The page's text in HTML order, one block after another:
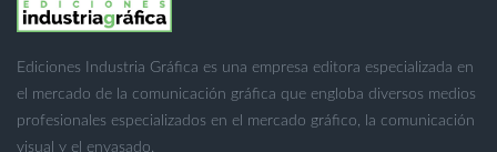
Ediciones Industria Gráfica es una empresa editora especializada en
el mercado de la comunicación gráfica que engloba diversos medios
profesionales especializados en el mercado gráfico, la comunicación
visual y el envasado.